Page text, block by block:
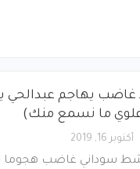
يهاجم
علوي ما نسمع منك)
أكتوبر 16, 2019
سوداني غاضب هجوما